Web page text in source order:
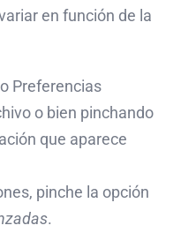
en función de la
Preferencias
o bien pinchando
que aparece
pinche la opción
.